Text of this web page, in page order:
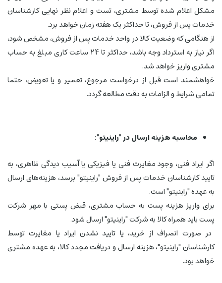
مشکل اعلام شده توسط مشتری، تست و اعلام نظر نهایی کارشناسان
خدمات پس از فروش، تا حداکثر یک هفته زمان خواهد برد.
از هنگامی که وضعیت کالا در واحد خدمات پس از فروش، مشخص شود،
اگر نیاز به استرداد وجه باشد، حداکثر تا 24 ساعت کاری مبلغ به حساب
مشتری واریز خواهد شد.
خواهشمند است قبل از درخواست مرجوع، تعمیر و یا تعویض، حتما
تمامی شرایط و الزامات به دقت مطالعه گردد.
محاسبه هزینه ارسال در "راینیتو":
اگر ایراد فنی، وجود مغایرت فنی یا فیزیکی یا آسیب دیدگی ظاهری، به
تایید کارشناسان خدمات پس از فروش "راینیتو" برسد، هزینه‌های ارسال
به عهده "راینیتو" است.
برای واریز هزینه پست به حساب مشتری، قبض پستی با مهر شرکت
پست باید همراه کالا به شرکت "راینیتو" ارسال شود.
در صورت انصراف از خرید، یا تایید نشدن ایراد یا مغایرت توسط
کارشناسان "راینیتو"، هزینه ارسال و دریافت مجدد کالا، به عهده مشتری
خواهد بود.